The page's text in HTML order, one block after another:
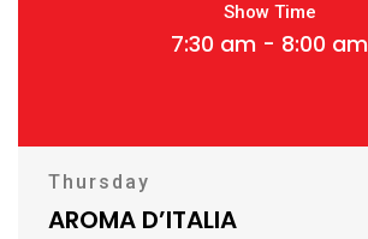
Show Time
7:30 am - 8:00 am
Thursday
AROMA D’ITALIA